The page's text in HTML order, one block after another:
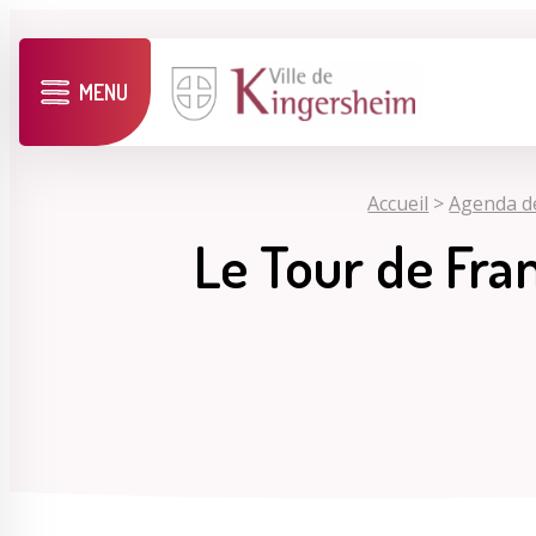
MENU
Accueil >Agenda
Le Tour de